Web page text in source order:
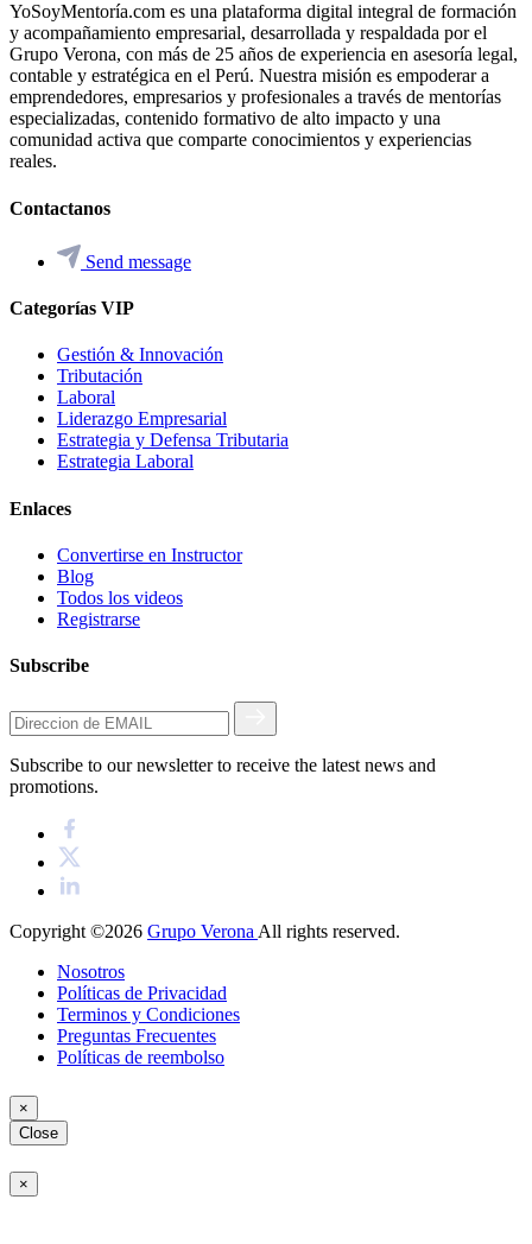
YoSoyMentoría.com es una plataforma digital integral de formación
y acompañamiento empresarial, desarrollada y respaldada por el
Grupo Verona, con más de 25 años de experiencia en asesoría legal,
contable y estratégica en el Perú. Nuestra misión es empoderar a
emprendedores, empresarios y profesionales a través de mentorías
especializadas, contenido formativo de alto impacto y una
comunidad activa que comparte conocimientos y experiencias
reales.
Contactanos
Send message
Categorías VIP
Gestión & Innovación
Tributación
Laboral
Liderazgo Empresarial
Estrategia y Defensa Tributaria
Estrategia Laboral
Enlaces
Convertirse en Instructor
Blog
Todos los videos
Registrarse
Subscribe
Subscribe to our newsletter to receive the latest news and
promotions.
Copyright ©2026 Grupo VeronaAll rights reserved.
Nosotros
Políticas de Privacidad
Terminos y Condiciones
Preguntas Frecuentes
Políticas de reembolso
×
Close
×